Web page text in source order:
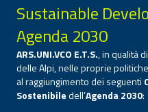
Sustainable
Agenda 2030
ARS.UNI.VCO E.T.S., in qualità
delle Alpi, nelle proprie
al raggiungimento dei seguenti
Sostenibiledell’Agenda 2030: